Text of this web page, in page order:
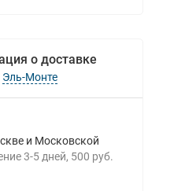
о доставке
Эль-Монте
и Московской
3-5 дней 500 руб.